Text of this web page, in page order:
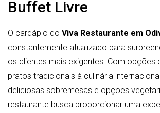
Buffet Livre
O cardápio do Viva Restaurante em
constantemente atualizado para
os clientes mais exigentes. Com opções
pratos tradicionais à culinária
deliciosas sobremesas e opções
restaurante busca proporcionar uma